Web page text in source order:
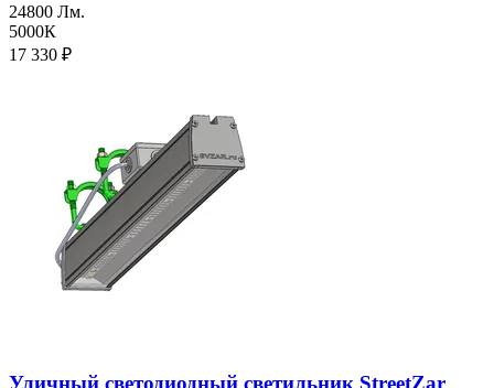
24800 Лм.
5000К
17 330 ₽
Уличный светодиодный светильник StreetZar